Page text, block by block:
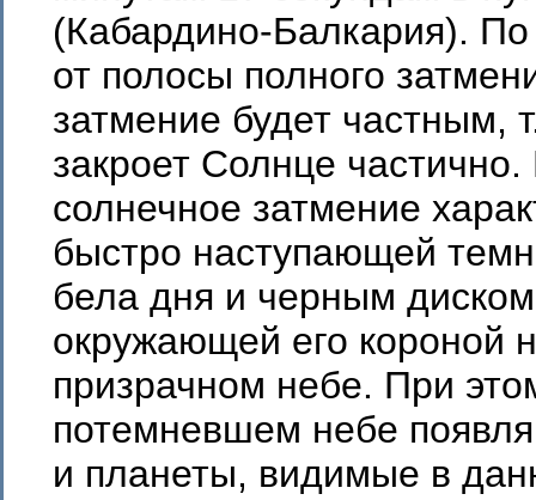
(Кабардино-Балкария).
от полосы полного
затмение будет частным,
закроет Солнце
солнечное затмение
быстро наступающей
бела дня и черным
окружающей его короной
призрачном небе. При
потемневшем небе
и планеты, видимые в